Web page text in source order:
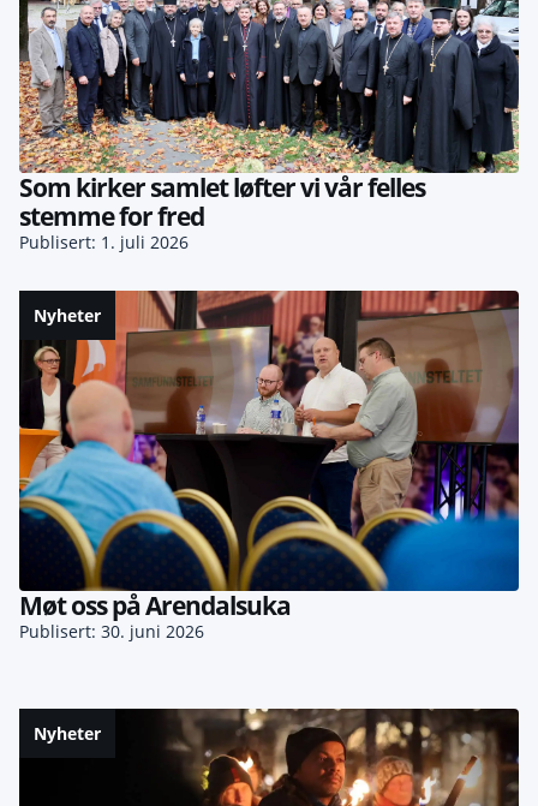
Som kirker samlet løfter vi vår felles
stemme for fred
Publisert: 1. juli 2026
Nyheter
Møt oss på Arendalsuka
Publisert: 30. juni 2026
Nyheter